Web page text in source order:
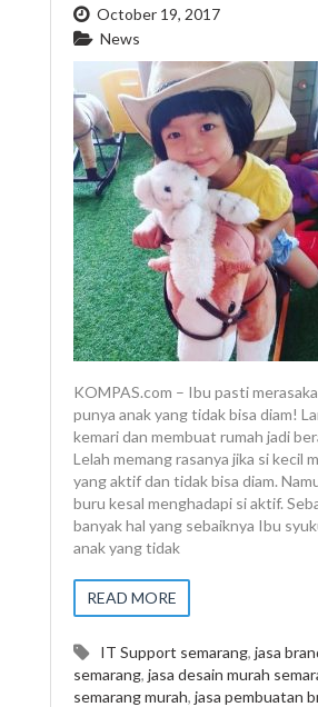
October 19, 2017
News
KOMPAS.com – Ibu pasti
punya anak yang tidak bisa diam!
kemari dan membuat rumah jadi
Lelah memang rasanya jika si kecil
yang aktif dan tidak bisa diam.
buru kesal menghadapi si aktif.
banyak hal yang sebaiknya Ibu
anak yang tidak
READ MORE
IT Support semarang, jasa
semarang, jasa desain murah
semarang murah, jasa pembuatan